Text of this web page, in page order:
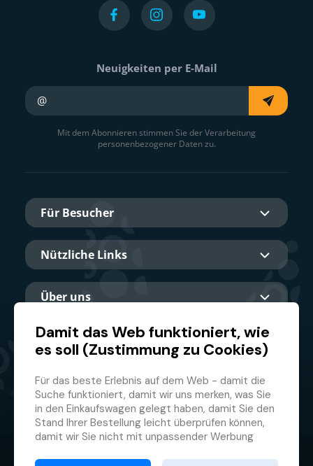
Neuigkeiten per E-Mail
Mit dem Abonnieren stimmen Sie der Verarbeitung
personenbezogener Daten zu.
Für Besucher
Nützliche Links
Über uns
Hauptpartner
© 2026 GMF Aquapark Prague, a.s.
Damit das Web funktioniert, wie
es soll (Zustimmung zu Cookies)
Für das beste Erlebnis auf dem Web - damit die
Suche funktioniert, damit wir uns merken, was Sie
in den Einkaufswagen gelegt haben, damit Sie den
Stand Ihrer Bestellung leicht überprüfen können,
damit wir Sie nicht mit unpassender Werbung